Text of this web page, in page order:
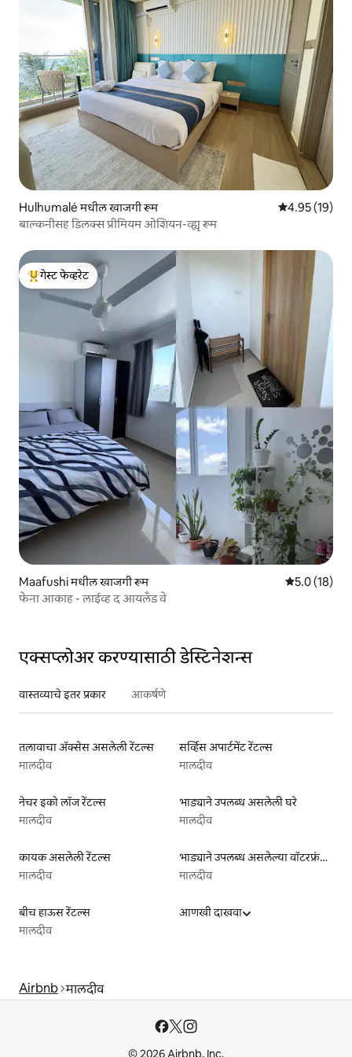
Hulhumalé मधील खाजगी रूम 5 पैकी 4.95
4.95 (19)
बाल्कनीसह डिलक्स प्रीमियम ओशियन-व्ह्यू रूम
टॉप गेस्ट फेव्हरेट
गेस्ट फेव्हरेट
Maafushi मधील खाजगी रूम 5 पैकी 5.0
5.0 (18)
फेना आकाह - लाईव्ह द आयलँड वे
एक्सप्लोअर करण्यासाठी डेस्टिनेशन्स
वास्तव्याचे इतर प्रकार आकर्षणे
तलावाचा ॲक्सेस असलेली रेंटल्स
मालदीव
सर्व्हिस अपार्टमेंट रेंटल्स
मालदीव
नेचर इको लॉज रेंटल्स
मालदीव
भाड्याने उपलब्ध असलेली घरे
मालदीव
कायक असलेली रेंटल्स
मालदीव
भाड्याने उपलब्ध असलेल्या वॉटरफ्रंट लिस्टिंग्ज
मालदीव
बीच हाऊस रेंटल्स
मालदीव
आणखी दाखवा
Airbnb मालदीव
© 2026 Airbnb, Inc.